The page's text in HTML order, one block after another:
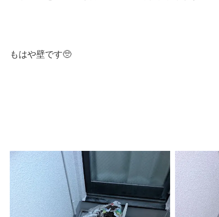
もはや壁です🥺